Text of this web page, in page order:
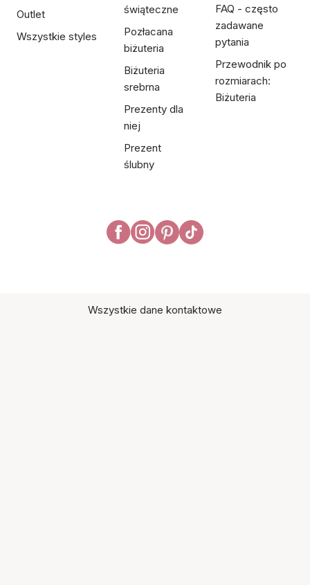
Outlet
Wszystkie styles
świąteczne
Pozłacana
biżuteria
Biżuteria
srebrna
Prezenty dla
niej
Prezent
ślubny
FAQ - często
zadawane
pytania
Przewodnik po
rozmiarach:
Biżuteria
Wszystkie dane kontaktowe